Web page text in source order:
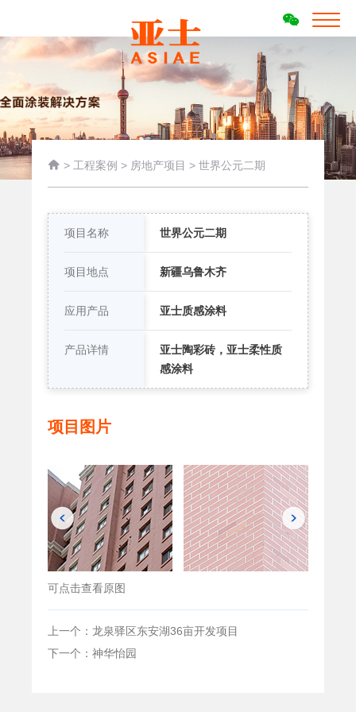
 > 工程案例 > 房地产项目 > 世界公元二期
项目名称 世界公元二期
项目地点 新疆乌鲁木齐
应用产品 亚士质感涂料
产品详情
亚士陶彩砖，亚士柔性质
感涂料
项目图片
可点击查看原图
上一个：龙泉驿区东安湖36亩开发项目
下一个：神华怡园